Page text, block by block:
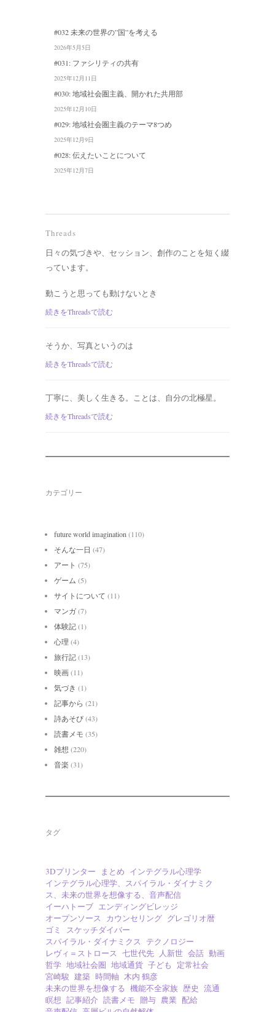
#032 未来の世界の”国”を考える
2026年5月5日
#031: ファシリティの共有
2025年12月11日
#030: 地域社会圏主義、開かれた共用部
2025年12月10日
#029: 地域社会圏主義のテーマ8つめ
2025年12月9日
#028: 伝えたいことについて
2025年12月7日
Threads
日々の気づきや、セッション、創作のことを短く綴
っています。
動こうと思っても動けないとき
続きをThreadsで読む
そうか、写真というのは
続きをThreadsで読む
丁寧に、美しく生きる。ことは、自分の北極星。
続きをThreadsで読む
カテゴリー
future world imagination(110)
そんな一日 (47)
アート (75)
ゲーム (5)
サイトについて (11)
マンガ(7)
体験記(1)
心理 (4)
旅行記(13)
映画(11)
気づき (1)
記事から (21)
詩あそび(43)
読書メモ (35)
雑想 (220)
音楽 (31)
タグ
3Dプリンター まとめ インテグラル心理学
インテグラル心理学、スパイラル・ダイナミク
ス、未来の世界を想像する、音声配信
イーハトーブ エンディングビレッジ
オープンソース
カウンセリング グレゴリオ暦
ゴミ
スケッチダイバー
スパイラル・ダイナミクス
テクノロジー
レヴィ＝ストロース 七世代先 人新世 会話 動画
哲学 地域社会圏 地域通貨 子ども
定常社会
宮崎駿 建築 時間軸 木内 鶴彦
未来の世界を想像する 機能不全家族 歴史 流通
瞑想 記事紹介 読書メモ 贈与 農業 配給